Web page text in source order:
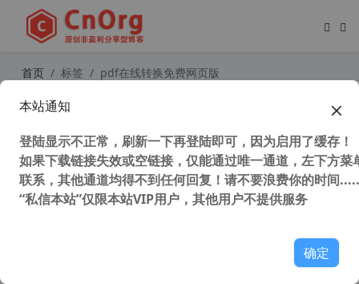
首页 标签 pdf在线转换免费网页版
iLovePDF 在线免费处理PDF文件的神
本站通知
登陆显示不正常，刷新一下再登陆即可，因为启用了缓存！
如果下载链接失效或空链接，仅能通过唯一通道，左下方菜
联系，其他通道均得不到任何回复！请不要浪费你的时间
“私信本站”仅限本站VIP用户，其他用户不提供服务
确定